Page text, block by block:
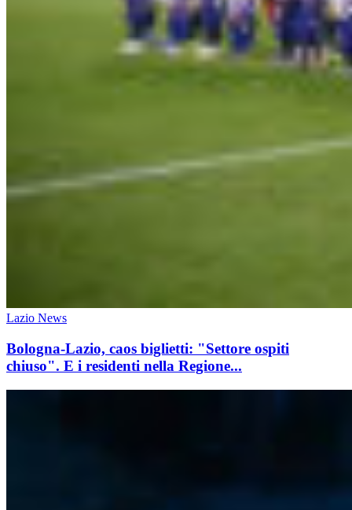
Lazio News
Bologna-Lazio, caos biglietti: "Settore ospiti
chiuso". E i residenti nella Regione...